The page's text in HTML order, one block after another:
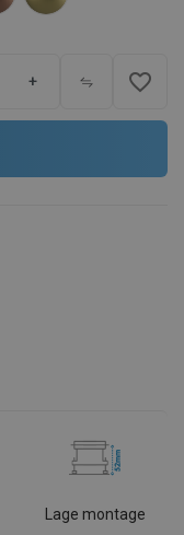
+ favorite_border
Lage montage